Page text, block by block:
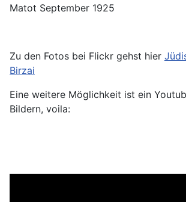
Matot September 1925
Zu den Fotos bei Flickr gehst hier
Birzai
Eine weitere Möglichkeit ist ein
Bildern, voila: